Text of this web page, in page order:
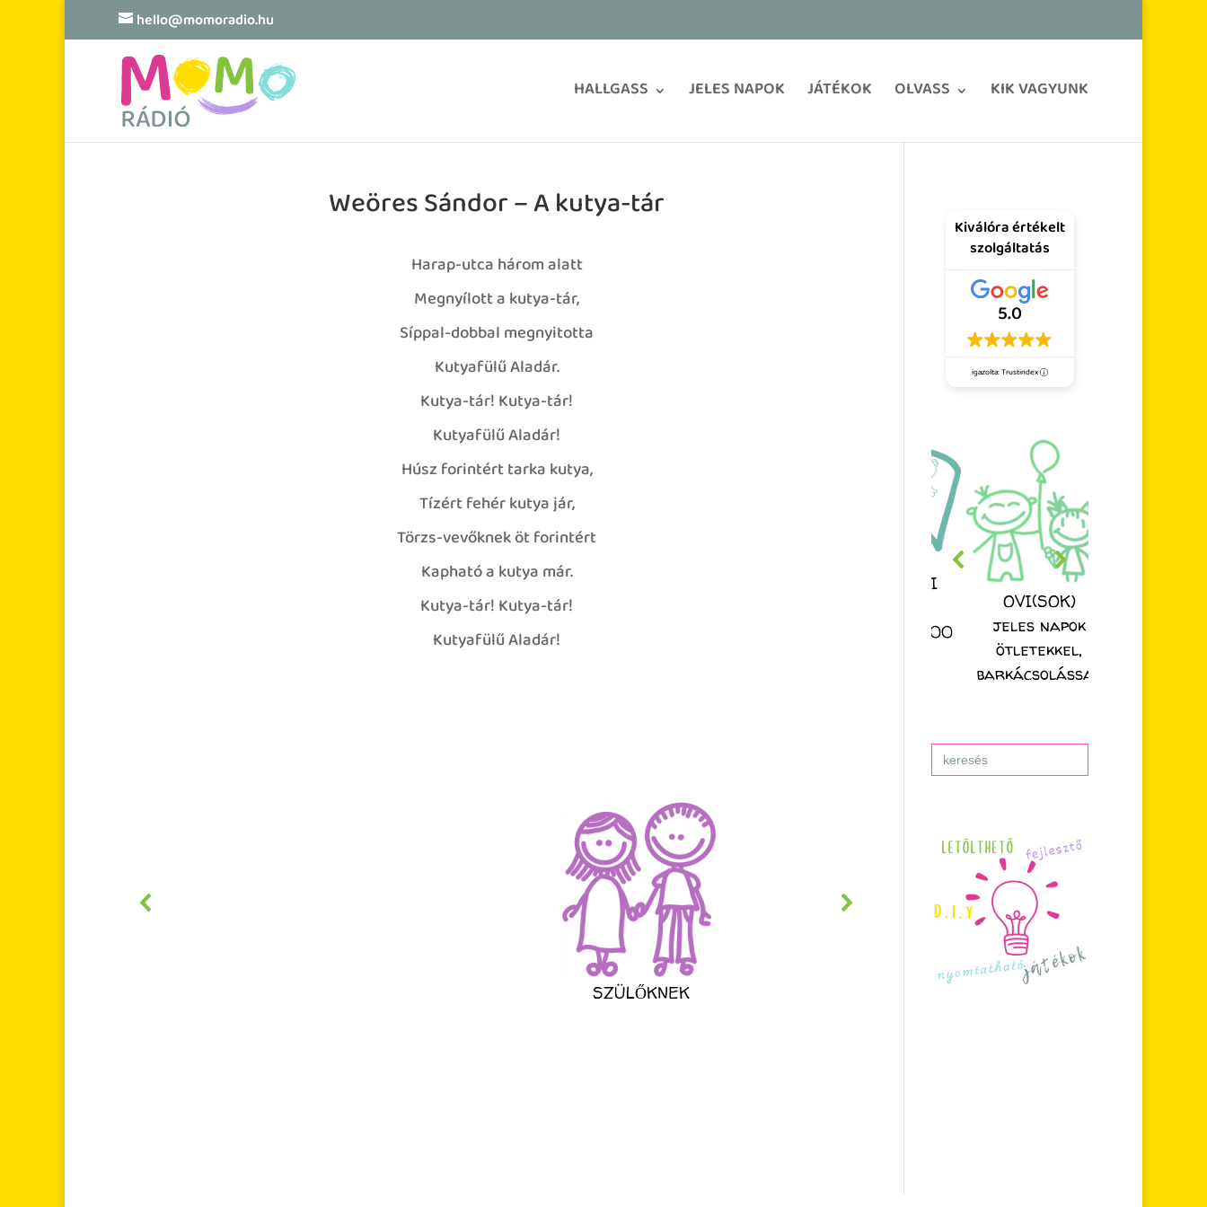
hello@momoradio.hu
HALLGASS JELES NAPOK JÁTÉKOK OLVASS KIK VAGYUNK
Weöres Sándor – A kutya-tár
Harap-utca három alatt
Megnyílott a kutya-tár,
Síppal-dobbal megnyitotta
Kutyafülű Aladár.
Kutya-tár! Kutya-tár!
Kutyafülű Aladár!
Húsz forintért tarka kutya,
Tízért fehér kutya jár,
Törzs-vevőknek öt forintért
Kapható a kutya már.
Kutya-tár! Kutya-tár!
Kutyafülű Aladár!
Kiválóra értékelt
szolgáltatás
5.0
igazolta: Trustindex
OVI(SOK)
jeles napok
ötletekkel,
barkácsolással
Search
for: